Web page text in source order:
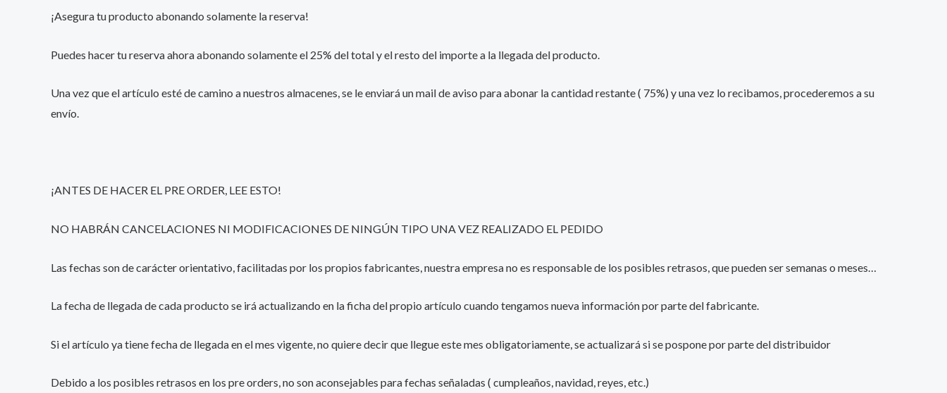
¡Asegura tu producto abonando solamente la reserva!
Puedes hacer tu reserva ahora abonando solamente el 25% del total y el resto del importe a la llegada del producto.
Una vez que el artículo esté de camino a nuestros almacenes, se le enviará un mail de aviso para abonar la cantidad restante ( 75%) y una vez lo recibamos, procederemos a su
envío.
¡ANTES DE HACER EL PRE ORDER, LEE ESTO!
NO HABRÁN CANCELACIONES NI MODIFICACIONES DE NINGÚN TIPO UNA VEZ REALIZADO EL PEDIDO
Las fechas son de carácter orientativo, facilitadas por los propios fabricantes, nuestra empresa no es responsable de los posibles retrasos, que pueden ser semanas o meses…
La fecha de llegada de cada producto se irá actualizando en la ficha del propio artículo cuando tengamos nueva información por parte del fabricante.
Si el artículo ya tiene fecha de llegada en el mes vigente, no quiere decir que llegue este mes obligatoriamente, se actualizará si se pospone por parte del distribuidor
Debido a los posibles retrasos en los pre orders, no son aconsejables para fechas señaladas ( cumpleaños, navidad, reyes, etc.)